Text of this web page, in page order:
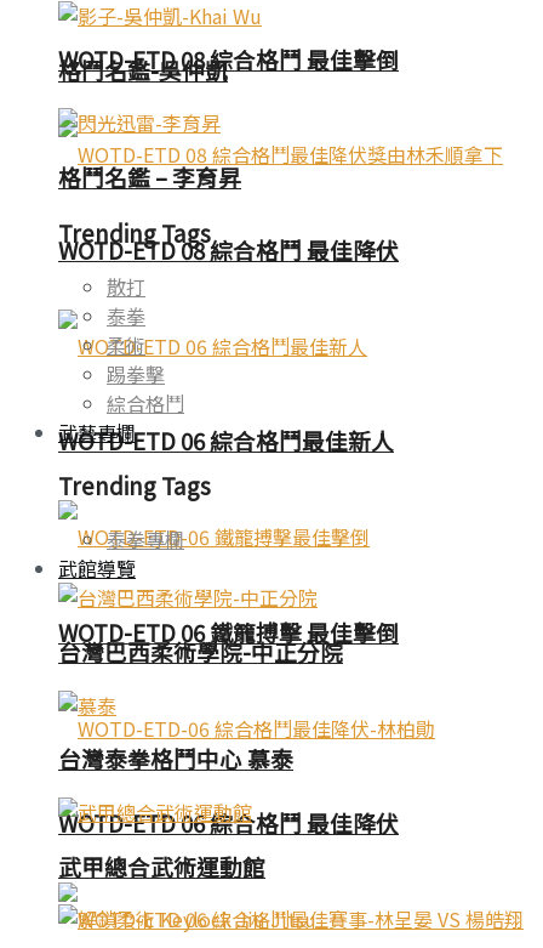
WOTD-ETD 08 綜合格鬥 最佳擊倒
WOTD-ETD 08 綜合格鬥 最佳降伏
WOTD-ETD 06 綜合格鬥最佳新人
WOTD-ETD 06 鐵籠搏擊 最佳擊倒
WOTD-ETD 06 綜合格鬥 最佳降伏
格鬥名鑑-吳仲凱
格鬥名鑑 – 李育昇
Trending Tags
散打
泰拳
柔術
踢拳擊
綜合格鬥
武藝專欄
Trending Tags
泰拳專欄
武館導覽
台灣巴西柔術學院-中正分院
台灣泰拳格鬥中心 慕泰
武甲總合武術運動館